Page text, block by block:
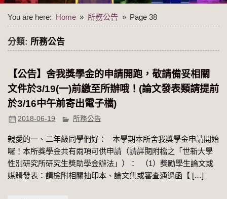
You are here: Home 所務公告 Page 38
分類:所務公告
【公告】舍我獎學金的申請開跑，敬請備妥相關
文件於3/19(一)前繳至所辦哦！(論文發表類請提前
於3/16中午前寄出電子檔)
2018-06-19 所務公告
親愛的一、二年級同學們好： 本學期本所舍我獎學金申請開始
囉！本所獎學金共有兩項可供申請（請詳閱附檔之「世新大學
性別研究所研究生獎助學金辦法」）： （1）獎勵學生論文或
媒體發表：請檢附相關抽印本、論文集或審查通過函【 […]